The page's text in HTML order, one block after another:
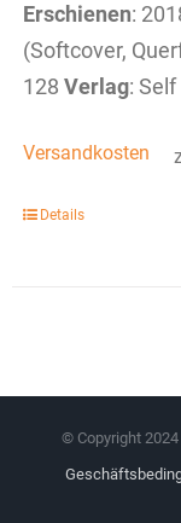
Erschienen:
(Softcover,
128 Verlag:
Versandkosten
Details
© Copyright